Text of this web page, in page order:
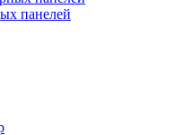
панелей